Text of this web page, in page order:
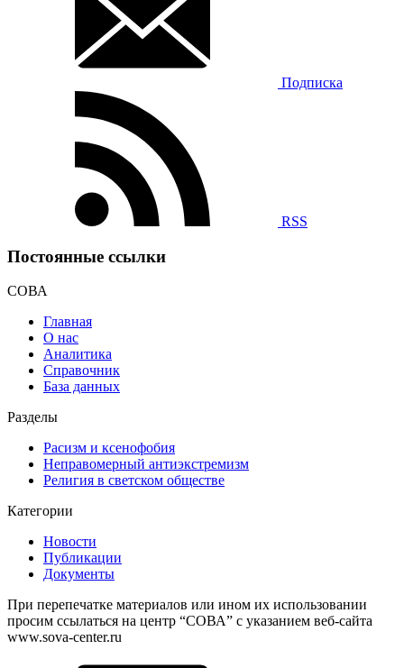
Подписка
RSS
Постоянные ссылки
СОВА
Главная
О нас
Аналитика
Справочник
База данных
Разделы
Расизм и ксенофобия
Неправомерный антиэкстремизм
Религия в светском обществе
Категории
Новости
Публикации
Документы
При перепечатке материалов или ином их использовании
просим ссылаться на центр “СОВА” с указанием веб-сайта
www.sova-center.ru